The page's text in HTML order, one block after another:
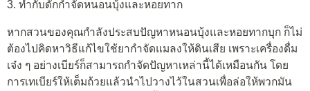
3. ทำกับดักกำจัดหนอนบุ้งและหอยทาก
หากสวนของคุณกำลังประสบปัญหาหนอนบุ้งและหอยทากบุก ก็ไม่
ต้องไปคิดหาวิธีแก้ไขใช้ยากำจัดแมลงให้ดินเสีย เพราะเครื่องดื่ม
เจ๋ง ๆ อย่างเบียร์ก็สามารถกำจัดปัญหาเหล่านี้ได้เหมือนกัน โดย
การเทเบียร์ให้เต็มถ้วยแล้วนำไปวางไว้ในสวนเพื่อล่อให้พวกมัน